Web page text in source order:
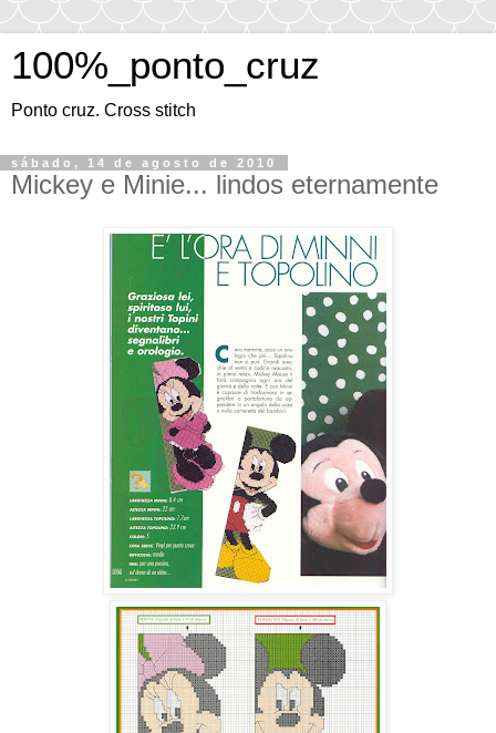
100%_ponto_cruz
Ponto cruz. Cross stitch
sábado, 14 de agosto de 2010
Mickey e Minie... lindos eternamente